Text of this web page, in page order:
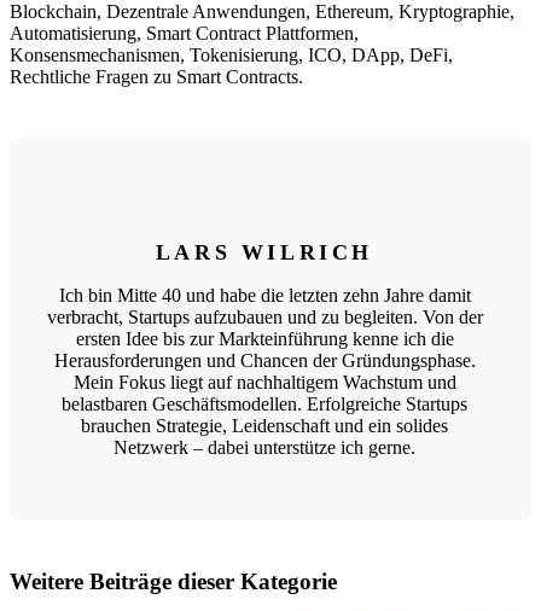
Blockchain, Dezentrale Anwendungen, Ethereum, Kryptographie,
Automatisierung, Smart Contract Plattformen,
Konsensmechanismen, Tokenisierung, ICO, DApp, DeFi,
Rechtliche Fragen zu Smart Contracts.
LARS WILRICH
Ich bin Mitte 40 und habe die letzten zehn Jahre damit
verbracht, Startups aufzubauen und zu begleiten. Von der
ersten Idee bis zur Markteinführung kenne ich die
Herausforderungen und Chancen der Gründungsphase.
Mein Fokus liegt auf nachhaltigem Wachstum und
belastbaren Geschäftsmodellen. Erfolgreiche Startups
brauchen Strategie, Leidenschaft und ein solides
Netzwerk – dabei unterstütze ich gerne.
Weitere Beiträge dieser Kategorie